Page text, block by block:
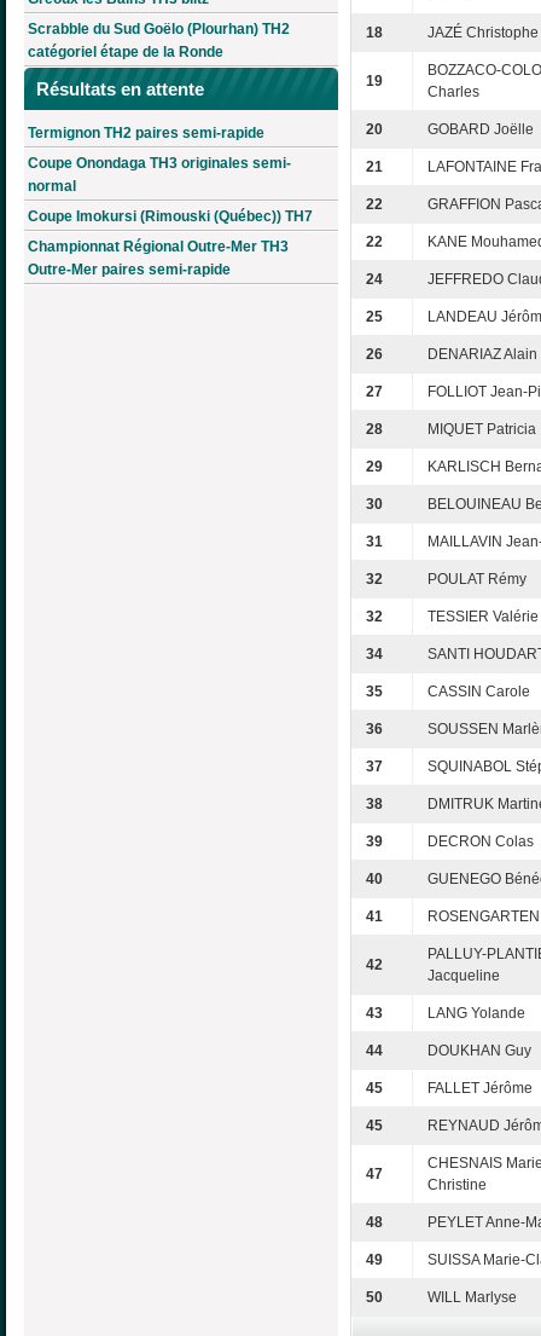
Scrabble du Sud Goëlo (Plourhan) TH2
catégoriel étape de la Ronde
Résultats en attente
Termignon TH2 paires semi-rapide
Coupe Onondaga TH3 originales semi-
normal
Coupe Imokursi (Rimouski (Québec)) TH7
Championnat Régional Outre-Mer TH3
Outre-Mer paires semi-rapide
18 JAZÉ Christophe
19
BOZZACO-
Charles
20 GOBARD Joëlle
21 LAFONTAINE
22 GRAFFION
22 KANE
24 JEFFREDO
25 LANDEAU
26 DENARIAZ Alain
27 FOLLIOT Jean-
28 MIQUET Patricia
29 KARLISCH
30 BELOUINEAU
31 MAILLAVIN
32 POULAT Rémy
32 TESSIER Valérie
34 SANTI
35 CASSIN Carole
36 SOUSSEN
37 SQUINABOL
38 DMITRUK
39 DECRON Colas
40 GUENEGO
41
42
PALLUY-
Jacqueline
43 LANG Yolande
44 DOUKHAN Guy
45 FALLET Jérôme
45 REYNAUD
47
CHESNAIS
Christine
48 PEYLET Anne-
49 SUISSA Marie-
50 WILL Marlyse